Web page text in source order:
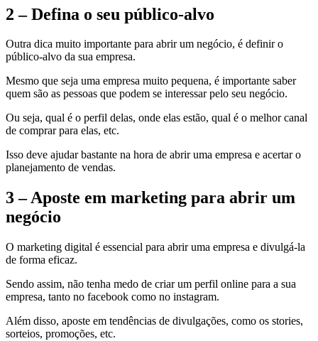
2 – Defina o seu público-alvo
Outra dica muito importante para abrir um negócio, é definir o
público-alvo da sua empresa.
Mesmo que seja uma empresa muito pequena, é importante saber
quem são as pessoas que podem se interessar pelo seu negócio.
Ou seja, qual é o perfil delas, onde elas estão, qual é o melhor canal
de comprar para elas, etc.
Isso deve ajudar bastante na hora de abrir uma empresa e acertar o
planejamento de vendas.
3 – Aposte em marketing para abrir um
negócio
O marketing digital é essencial para abrir uma empresa e divulgá-la
de forma eficaz.
Sendo assim, não tenha medo de criar um perfil online para a sua
empresa, tanto no facebook como no instagram.
Além disso, aposte em tendências de divulgações, como os stories,
sorteios, promoções, etc.